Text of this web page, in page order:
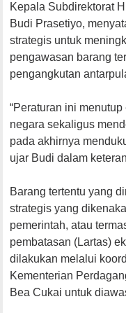
Kepala Subdirektorat
Budi Prasetiyo,
strategis untuk
pengawasan barang
pengangkutan
“Peraturan ini
negara sekaligus
pada akhirnya
ujar Budi dalam
Barang tertentu yang
strategis yang
pemerintah, atau
pembatasan (Lartas)
dilakukan melalui
Kementerian
Bea Cukai untuk